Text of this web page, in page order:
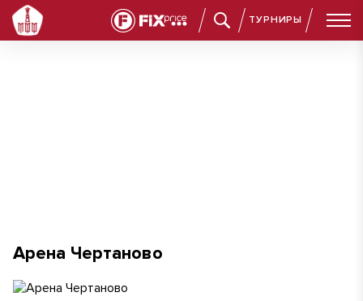
ТУРНИРЫ
Арена Чертаново
Арена Чертаново